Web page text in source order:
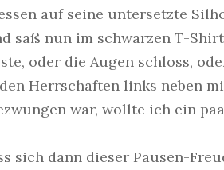
auf seine untersetzte
saß nun im schwarzen T-
oder die Augen schloss,
Herrschaften links neben
war, wollte ich ein
sich dann dieser Pausen-